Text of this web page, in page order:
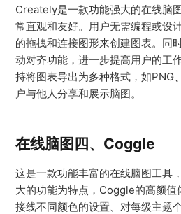
Creately是一款功能强大的在线脑
常直观和友好。用户无需编程或设
的拖拽和连接图形来创建图表。同
动对齐功能，进一步提高用户的工
持将图表导出为多种格式，如PNG
户与他人分享和展示脑图。
在线脑图四、Coggle
这是一款功能丰富的在线脑图工具
大的功能为特点，Coggle的高颜值
接线不同颜色的设置、对每级主题